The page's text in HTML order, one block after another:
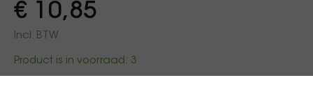
€ 10,85
Incl. BTW
Product is in voorraad: 3